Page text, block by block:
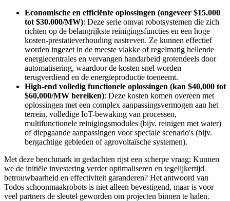
Economische en efficiënte oplossingen (ongeveer $15.000
tot $30.000/MW): Deze serie omvat robotsystemen die zich
richten op de belangrijkste reinigingsfuncties en een hoge
kosten-prestatieverhouding nastreven. Ze kunnen effectief
worden ingezet in de meeste vlakke of regelmatig hellende
energiecentrales en vervangen handarbeid grotendeels door
automatisering, waardoor de kosten snel worden
terugverdiend en de energieproductie toeneemt.
High-end volledig functionele oplossingen (kan $40,000 tot
$60,000/MW bereiken): Deze kosten komen overeen met
oplossingen met een complex aanpassingsvermogen aan het
terrein, volledige IoT-bewaking van processen,
multifunctionele reinigingsmodules (bijv. reinigen met water)
of diepgaande aanpassingen voor speciale scenario's (bijv.
bergachtige gebieden of agrovoltaïsche systemen).
Met deze benchmark in gedachten rijst een scherpe vraag: Kunnen
we de initiële investering verder optimaliseren en tegelijkertijd
betrouwbaarheid en effectiviteit garanderen? Het antwoord van
Todos schoonmaakrobots is niet alleen bevestigend, maar is voor
veel partners de sleutel geworden om projecten binnen te halen.